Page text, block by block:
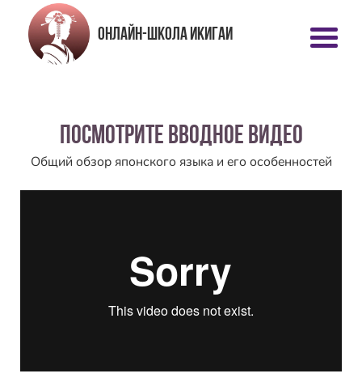
онлайн-школа ИКИГАИ
Посмотрите вводное видео
Общий обзор японского языка и его особенностей